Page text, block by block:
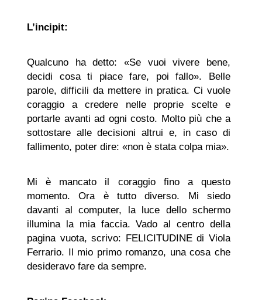
L’incipit:
Qualcuno ha detto: «Se vuoi vivere bene,
decidi cosa ti piace fare, poi fallo». Belle
parole, difficili da mettere in pratica. Ci vuole
coraggio a credere nelle proprie scelte e
portarle avanti ad ogni costo. Molto più che a
sottostare alle decisioni altrui e, in caso di
fallimento, poter dire: «non è stata colpa mia».
Mi è mancato il coraggio fino a questo
momento. Ora è tutto diverso. Mi siedo
davanti al computer, la luce dello schermo
illumina la mia faccia. Vado al centro della
pagina vuota, scrivo: FELICITUDINE di Viola
Ferrario. Il mio primo romanzo, una cosa che
desideravo fare da sempre.